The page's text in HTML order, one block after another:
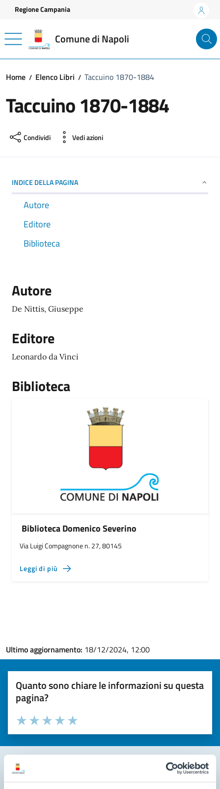
Vai ai contenuti
Vai al footer
Regione Campania
Comune di Napoli
Home Elenco Libri Taccuino 1870-1884
Taccuino 1870-1884
Condividi Vedi azioni
INDICE DELLA PAGINA
Autore
Editore
Biblioteca
Autore
De Nittis, Giuseppe
Editore
Leonardo da Vinci
Biblioteca
Biblioteca Domenico Severino
Via Luigi Compagnone n. 27, 80145
Leggi di più
Ultimo aggiornamento: 18/12/2024, 12:00
Quanto sono chiare le informazioni su questa
pagina?
Valuta la chiarezza delle informazioni (da 1 a 5 stelle)
Seleziona il numero di stelle per valutare la chiarezza delle
Valuta 5 stelle su 5
Valuta 4 stelle su 5
Valuta 3 stelle su 5
Valuta 2 stelle su 5
Valuta 1 stelle su 5